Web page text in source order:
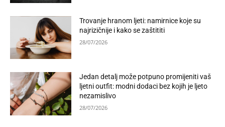
Trovanje hranom ljeti: namirnice koje su
najrizičnije i kako se zaštititi
28/07/2026
Jedan detalj može potpuno promijeniti vaš
ljetni outfit: modni dodaci bez kojih je ljeto
nezamislivo
28/07/2026